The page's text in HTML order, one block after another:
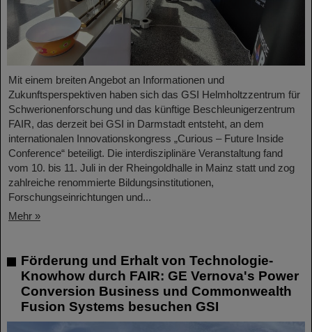
Mit einem breiten Angebot an Informationen und
Zukunftsperspektiven haben sich das GSI Helmholtzzentrum für
Schwerionenforschung und das künftige Beschleunigerzentrum
FAIR, das derzeit bei GSI in Darmstadt entsteht, an dem
internationalen Innovationskongress „Curious – Future Inside
Conference“ beteiligt. Die interdisziplinäre Veranstaltung fand
vom 10. bis 11. Juli in der Rheingoldhalle in Mainz statt und zog
zahlreiche renommierte Bildungsinstitutionen,
Forschungseinrichtungen und...
Mehr »
Förderung und Erhalt von Technologie-
Knowhow durch FAIR: GE Vernova's Power
Conversion Business und Commonwealth
Fusion Systems besuchen GSI